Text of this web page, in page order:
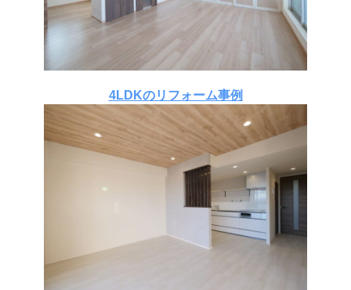
4LDKのリフォーム事例